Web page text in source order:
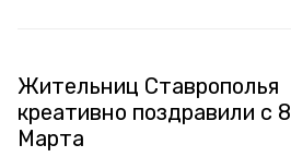
Жительниц Ставрополья
креативно поздравили с 8
Марта